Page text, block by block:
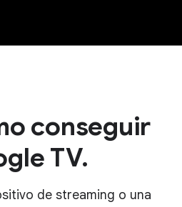
conseguir
TV.
de streaming o una